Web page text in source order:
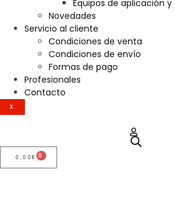
Equipos de aplicación
Novedades
Servicio al cliente
Condiciones de venta
Condiciones de envío
Formas de pago
Profesionales
Contacto
X
0,00€ 0